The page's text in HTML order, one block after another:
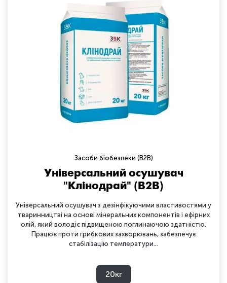
Засоби біобезпеки (B2B)
Універсальний осушувач
"Клінодрай" (B2B)
Універсальний осушувач з дезінфікуючими властивостями у
тваринництві на основі мінеральних компонентів і ефірних
олій, який володіє підвищеною поглинаючою здатністю.
Працює проти грибкових захворювань, забезпечує
стабілізацію температури...
20кг